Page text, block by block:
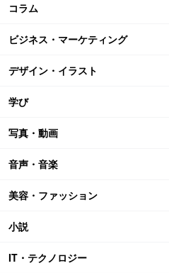
コラム
ビジネス・マーケティング
デザイン・イラスト
学び
写真・動画
音声・音楽
美容・ファッション
小説
IT・テクノロジー